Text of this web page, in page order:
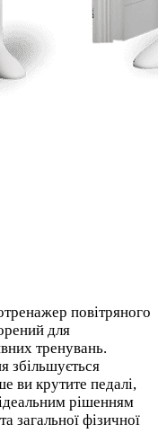
повітряного
для
тренувань.
збільшується
крутите педалі,
рішенням
загальної фізичної